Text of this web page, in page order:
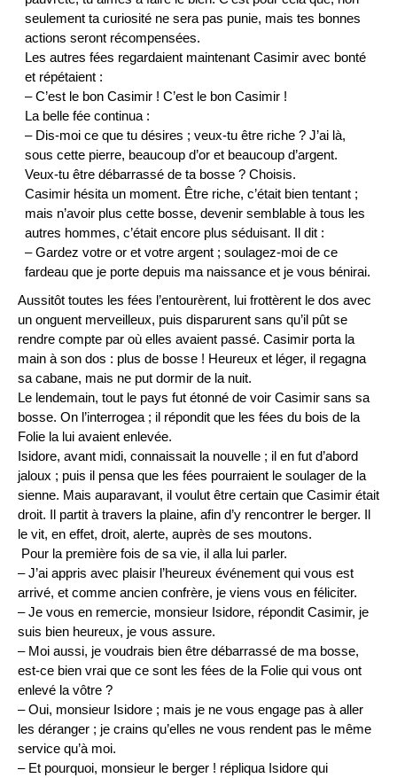
seulement ta curiosité ne sera pas punie, mais tes bonnes
actions seront récompensées.
Les autres fées regardaient maintenant Casimir avec bonté
et répétaient :
– C’est le bon Casimir ! C’est le bon Casimir !
La belle fée continua :
– Dis-moi ce que tu désires ; veux-tu être riche ? J’ai là,
sous cette pierre, beaucoup d’or et beaucoup d’argent.
Veux-tu être débarrassé de ta bosse ? Choisis.
Casimir hésita un moment. Être riche, c’était bien tentant ;
mais n’avoir plus cette bosse, devenir semblable à tous les
autres hommes, c’était encore plus séduisant. Il dit :
– Gardez votre or et votre argent ; soulagez-moi de ce
fardeau que je porte depuis ma naissance et je vous bénirai.
Aussitôt toutes les fées l’entourèrent, lui frottèrent le dos avec
un onguent merveilleux, puis disparurent sans qu’il pût se
rendre compte par où elles avaient passé. Casimir porta la
main à son dos : plus de bosse ! Heureux et léger, il regagna
sa cabane, mais ne put dormir de la nuit.
Le lendemain, tout le pays fut étonné de voir Casimir sans sa
bosse. On l’interrogea ; il répondit que les fées du bois de la
Folie la lui avaient enlevée.
Isidore, avant midi, connaissait la nouvelle ; il en fut d’abord
jaloux ; puis il pensa que les fées pourraient le soulager de la
sienne. Mais auparavant, il voulut être certain que Casimir était
droit. Il partit à travers la plaine, afin d’y rencontrer le berger. Il
le vit, en effet, droit, alerte, auprès de ses moutons.
Pour la première fois de sa vie, il alla lui parler.
– J’ai appris avec plaisir l’heureux événement qui vous est
arrivé, et comme ancien confrère, je viens vous en féliciter.
– Je vous en remercie, monsieur Isidore, répondit Casimir, je
suis bien heureux, je vous assure.
– Moi aussi, je voudrais bien être débarrassé de ma bosse,
est-ce bien vrai que ce sont les fées de la Folie qui vous ont
enlevé la vôtre ?
– Oui, monsieur Isidore ; mais je ne vous engage pas à aller
les déranger ; je crains qu’elles ne vous rendent pas le même
service qu’à moi.
– Et pourquoi, monsieur le berger ! répliqua Isidore qui